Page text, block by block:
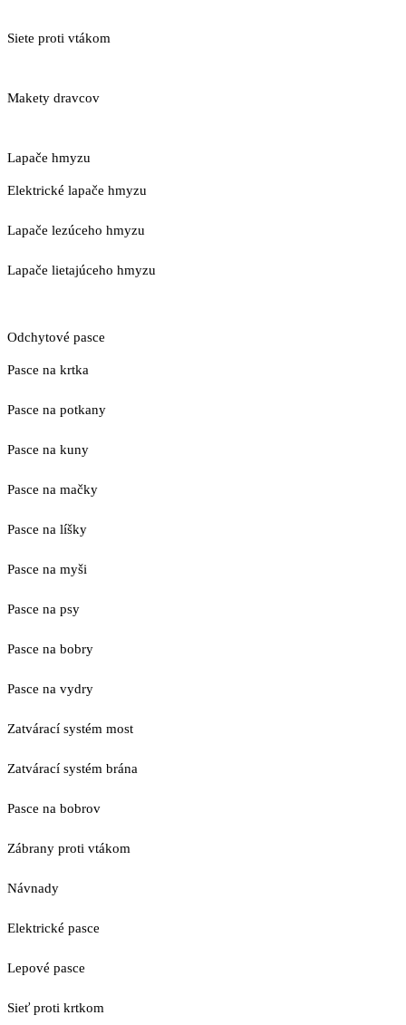
Siete proti vtákom
Makety dravcov
Lapače hmyzu
Elektrické lapače hmyzu
Lapače lezúceho hmyzu
Lapače lietajúceho hmyzu
Odchytové pasce
Pasce na krtka
Pasce na potkany
Pasce na kuny
Pasce na mačky
Pasce na líšky
Pasce na myši
Pasce na psy
Pasce na bobry
Pasce na vydry
Zatvárací systém most
Zatvárací systém brána
Pasce na bobrov
Zábrany proti vtákom
Návnady
Elektrické pasce
Lepové pasce
Sieť proti krtkom